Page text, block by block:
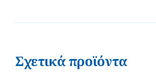
Σχετικά προϊόντα